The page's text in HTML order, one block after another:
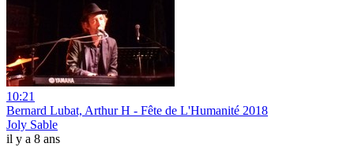
10:21
Bernard Lubat, Arthur H - Fête de L'Humanité 2018
Joly Sable
il y a 8 ans